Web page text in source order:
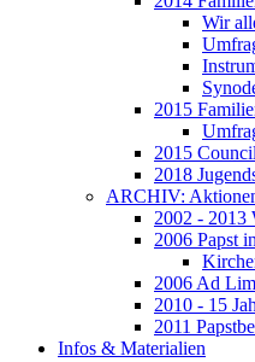
Wir
2015
2015
2018
ARCHIV:
2002 - 2013
2006 Papst
2006 Ad
2010 - 15
2011
Infos & Materialien